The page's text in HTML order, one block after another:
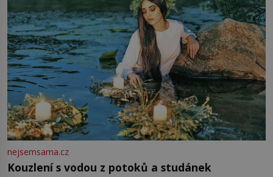
nejsemsama.cz
Kouzlení s vodou z potoků a studánek